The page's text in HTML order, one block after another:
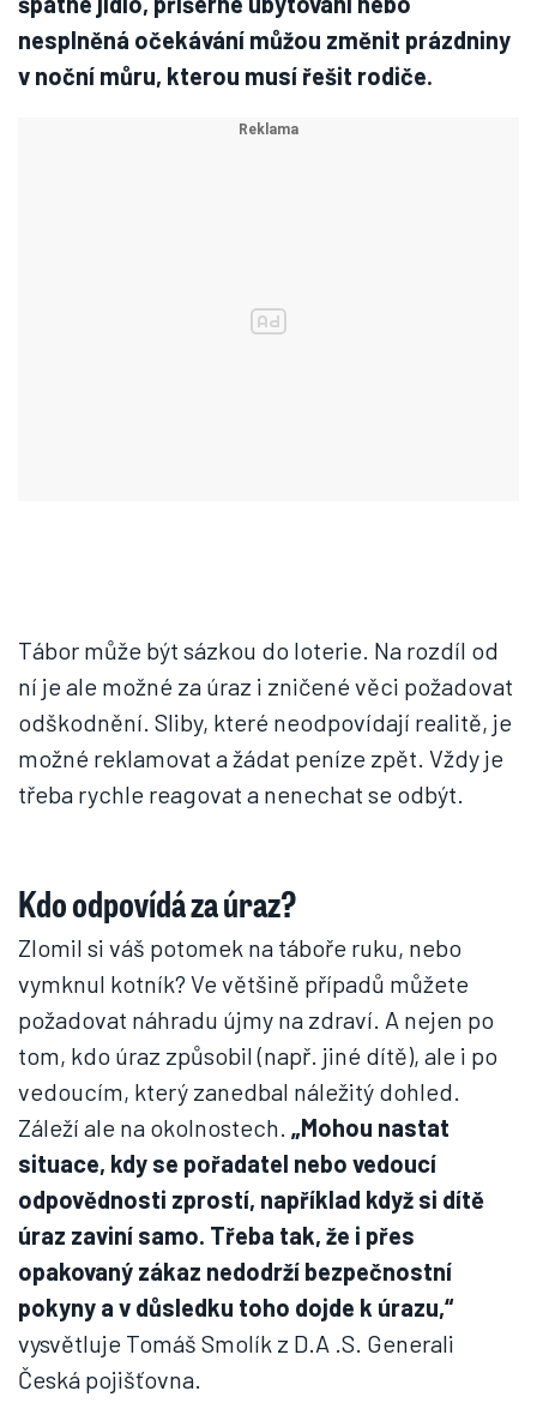
nesplněná očekávání můžou změnit prázdniny
v noční můru, kterou musí řešit rodiče.
Tábor může být sázkou do loterie. Na rozdíl od
ní je ale možné za úraz i zničené věci požadovat
odškodnění. Sliby, které neodpovídají realitě, je
možné reklamovat a žádat peníze zpět. Vždy je
třeba rychle reagovat a nenechat se odbýt.
Kdo odpovídá za úraz?
Zlomil si váš potomek na táboře ruku, nebo
vymknul kotník? Ve většině případů můžete
požadovat náhradu újmy na zdraví. A nejen po
tom, kdo úraz způsobil (např. jiné dítě), ale i po
vedoucím, který zanedbal náležitý dohled.
Záleží ale na okolnostech. „Mohou nastat
situace, kdy se pořadatel nebo vedoucí
odpovědnosti zprostí, například když si dítě
úraz zaviní samo. Třeba tak, že i přes
opakovaný zákaz nedodrží bezpečnostní
pokyny a v důsledku toho dojde k úrazu,“
vysvětluje Tomáš Smolík z D.A .S. Generali
Česká pojišťovna.